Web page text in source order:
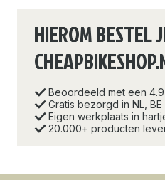
HIEROM BESTEL
Beoordeeld met een
Gratis bezorgd in NL,
Eigen werkplaats in
20.000+ producten